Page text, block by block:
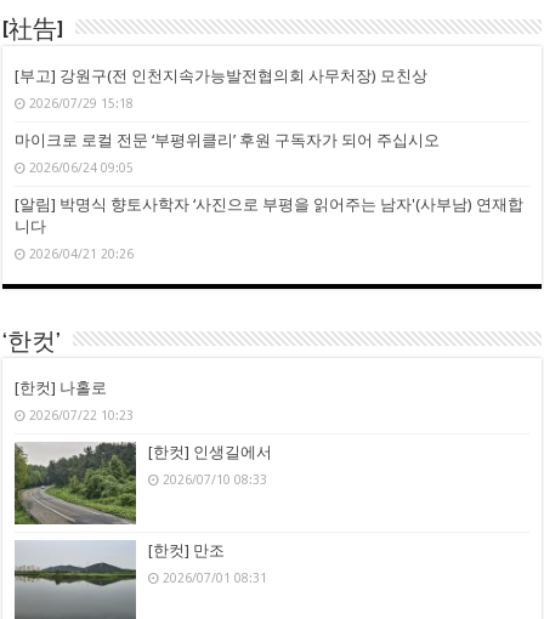
[社告]
[부고] 강원구(전 인천지속가능발전협의회 사무처장) 모친상
2026/07/29 15:18
마이크로 로컬 전문 ‘부평위클리’ 후원 구독자가 되어 주십시오
2026/06/24 09:05
[알림] 박명식 향토사학자 ‘사진으로 부평을 읽어주는 남자'(사부남) 연재합
니다
2026/04/21 20:26
‘한컷’
[한컷] 나홀로
2026/07/22 10:23
[한컷] 인생길에서
2026/07/10 08:33
[한컷] 만조
2026/07/01 08:31